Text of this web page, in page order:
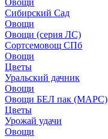
Овощи
Сибирский Сад
Овощи
Овощи (серия ЛС)
Сортсемовощ СПб
Овощи
Цветы
Уральский дачник
Овощи
Овощи БЕЛ пак (МАРС)
Цветы
Урожай удачи
Овощи